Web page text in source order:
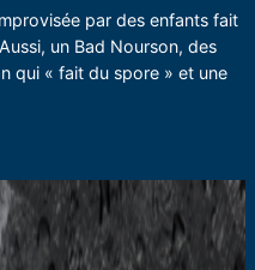
par des enfants fait
un Bad Nourson, des
qui « fait du spore » et une